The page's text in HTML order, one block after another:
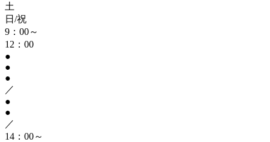
土
日/祝
9：00～
12：00
●
●
●
／
●
●
／
14：00～